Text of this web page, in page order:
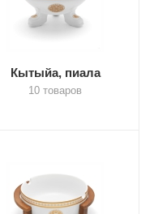
Кытыйа, пиала
10 товаров